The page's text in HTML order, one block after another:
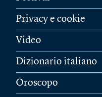
Privacy e cookie
Video
Dizionario italiano
Oroscopo